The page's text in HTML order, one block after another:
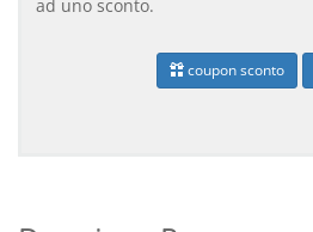
ad uno sconto.
coupon sconto